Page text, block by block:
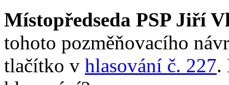
Místopředseda PSP Jiří
tohoto pozměňovacího
tlačítko v hlasování č. 227.